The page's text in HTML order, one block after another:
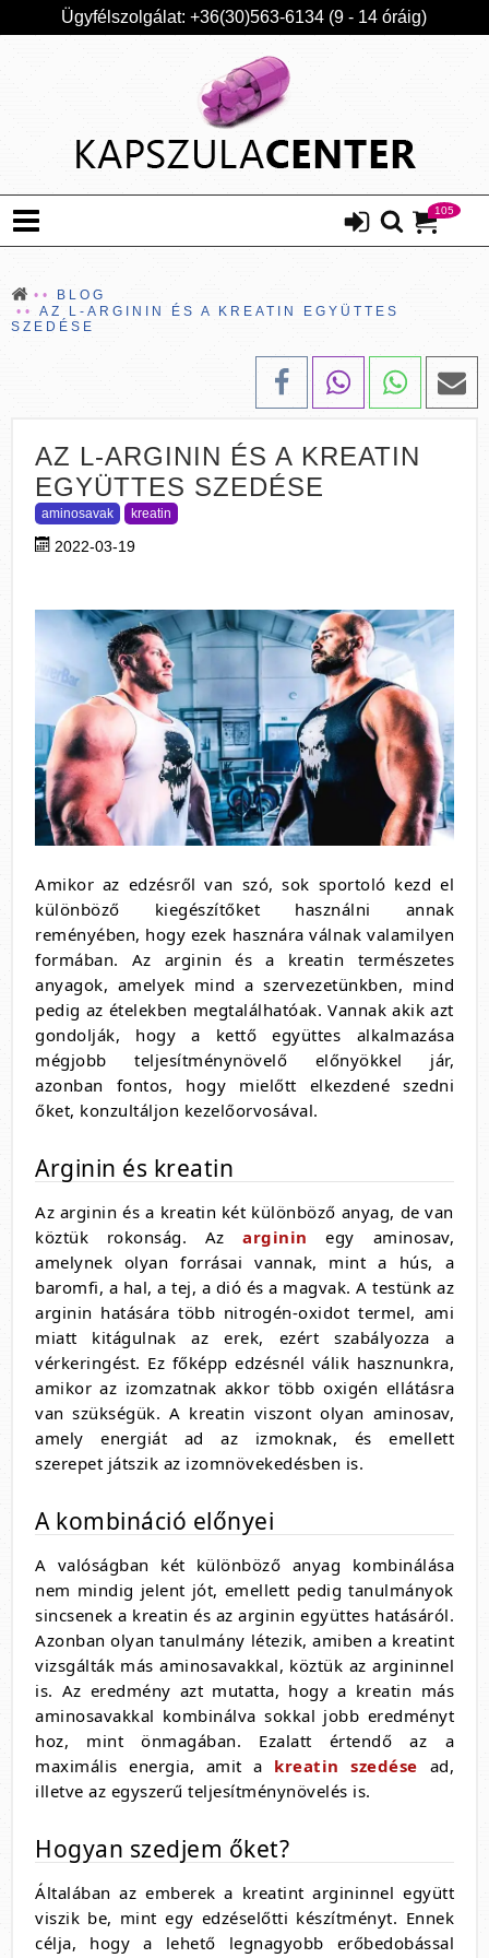
Ügyfélszolgálat: +36(30)563-6134 (9 - 14 óráig)
105
BLOG
AZ L-ARGININ ÉS A KREATIN EGYÜTTES
SZEDÉSE
AZ L-ARGININ ÉS A KREATIN
EGYÜTTES SZEDÉSE
aminosavak kreatin
2022-03-19
Amikor az edzésről van szó, sok sportoló kezd el
különböző kiegészítőket használni annak
reményében, hogy ezek hasznára válnak valamilyen
formában. Az arginin és a kreatin természetes
anyagok, amelyek mind a szervezetünkben, mind
pedig az ételekben megtalálhatóak. Vannak akik azt
gondolják, hogy a kettő együttes alkalmazása
mégjobb teljesítménynövelő előnyökkel jár,
azonban fontos, hogy mielőtt elkezdené szedni
őket, konzultáljon kezelőorvosával.
Arginin és kreatin
Az arginin és a kreatin két különböző anyag, de van
köztük rokonság. Azarginin egy aminosav,
amelynek olyan forrásai vannak, mint a hús, a
baromfi, a hal, a tej, a dió és a magvak. A testünk az
arginin hatására több nitrogén-oxidot termel, ami
miatt kitágulnak az erek, ezért szabályozza a
vérkeringést. Ez főképp edzésnél válik hasznunkra,
amikor az izomzatnak akkor több oxigén ellátásra
van szükségük. A kreatin viszont olyan aminosav,
amely energiát ad az izmoknak, és emellett
szerepet játszik az izomnövekedésben is.
A kombináció előnyei
A valóságban két különböző anyag kombinálása
nem mindig jelent jót, emellett pedig tanulmányok
sincsenek a kreatin és az arginin együttes hatásáról.
Azonban olyan tanulmány létezik, amiben a kreatint
vizsgálták más aminosavakkal, köztük az argininnel
is. Az eredmény azt mutatta, hogy a kreatin más
aminosavakkal kombinálva sokkal jobb eredményt
hoz, mint önmagában. Ezalatt értendő az a
maximális energia, amit a kreatin szedése ad,
illetve az egyszerű teljesítménynövelés is.
Hogyan szedjem őket?
Általában az emberek a kreatint argininnel együtt
viszik be, mint egy edzéselőtti készítményt. Ennek
célja, hogy a lehető legnagyobb erőbedobással